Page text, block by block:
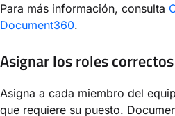
Para más información, consulta
Document360.
Asignar los roles
Asigna a cada miembro del
que requiere su puesto.